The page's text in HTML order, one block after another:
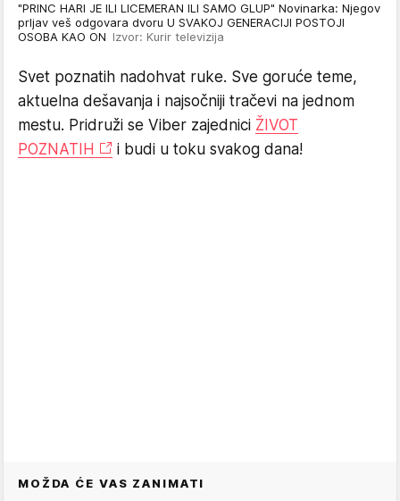
"PRINC HARI JE ILI LICEMERAN ILI SAMO GLUP" Novinarka: Njegov
prljav veš odgovara dvoru U SVAKOJ GENERACIJI POSTOJI
OSOBA KAO ON Izvor: Kurir televizija
Svet poznatih nadohvat ruke. Sve goruće teme,
aktuelna dešavanja i najsočniji tračevi na jednom
mestu. Pridruži se Viber zajednici ŽIVOT
POZNATIH
i budi u toku svakog dana!
MOŽDA ĆE VAS ZANIMATI